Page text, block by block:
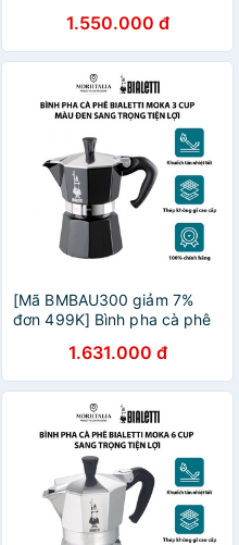
1.550.000 đ
[Mã BMBAU300 giảm 7%
đơn 499K] Bình pha cà phê
sang trọng tiện lợi Moriitalia
0004952
1.631.000 đ